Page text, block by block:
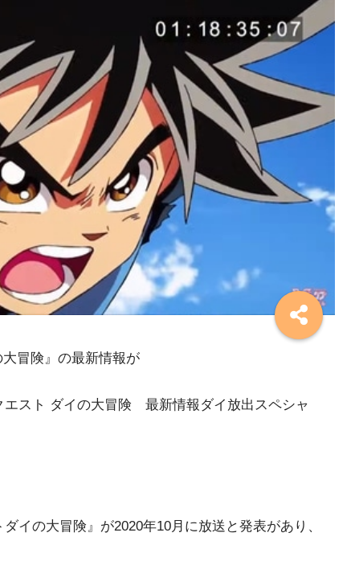
冒険』の最新情報が
スト ダイの大冒険 最新情報ダイ放出スペシャ
イの大冒険』が2020年10月に放送と発表があり、